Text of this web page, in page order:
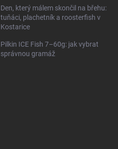
Den, který málem skončil na břehu:
tuňáci, plachetník a roosterfish v
Kostarice
Pilkin ICE Fish 7–60g: jak vybrat
správnou gramáž